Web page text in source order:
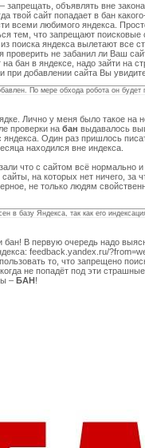
запрещать, объявлять вне
твой сайт попадает в бан
всеми любимого яндекса.
тем, что запрещают
из поиска яндекса вылетают все
проверить не забанил ли Ваш
бан в яндексе, надо зайти на
при добавлении сайта Вы
По мере обхода робота он будет
Лично у меня было такое на
проверки на бан выдавалось
яндекса. Один раз пришлось
находился вне индекса.
что с сайтом всё нормально
на которых нет ничего, за
не только людям
в базу Яндекса, так как его
бан! В первую очередь надо
feedback.yandex.ru/
то, что запрещено
не попадёт под эти
– БАН!